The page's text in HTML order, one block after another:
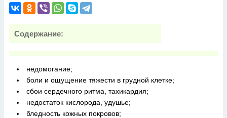
Содержание:
недомогание;
боли и ощущение тяжести в грудной клетке;
сбои сердечного ритма, тахикардия;
недостаток кислорода, удушье;
бледность кожных покровов;